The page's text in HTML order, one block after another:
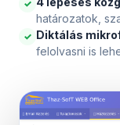
✓
határozatok,
✓ Diktálás
felolvasni is